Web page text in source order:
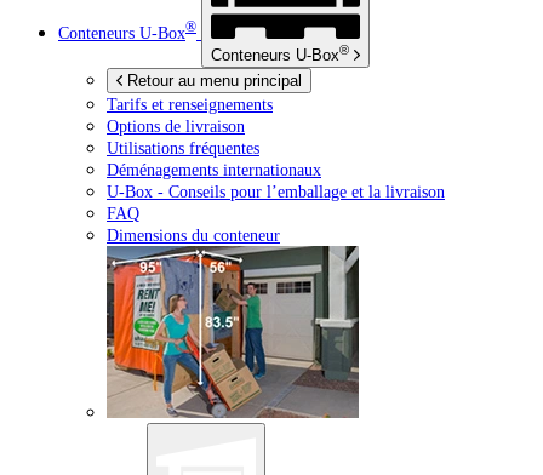
Conteneurs U-Box®
Conteneurs U-Box®
Retour au menu principal
Tarifs et renseignements
Options de livraison
Utilisations fréquentes
Déménagements internationaux
U-Box - Conseils pour l’emballage et la livraison
FAQ
Dimensions du conteneur